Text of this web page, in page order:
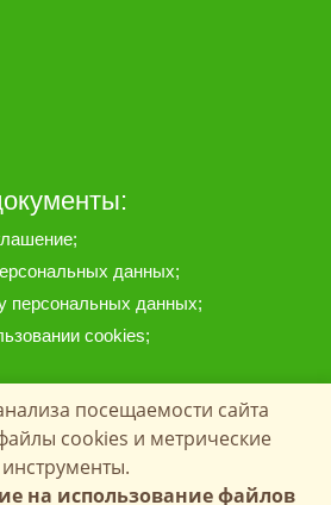
;
данных;
персональных данных;
cookies;
материалы, цены и данные
характер и ни при каких условиях
офертой, определяемой
и 437 Гражданского кодекса РФ.
с сайта запрещено.
посещаемости сайта
cookies и метрические
инструменты.
на использование файлов